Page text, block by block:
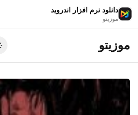
دانلود نرم افزار اندروید
موزیتو
موزیتو